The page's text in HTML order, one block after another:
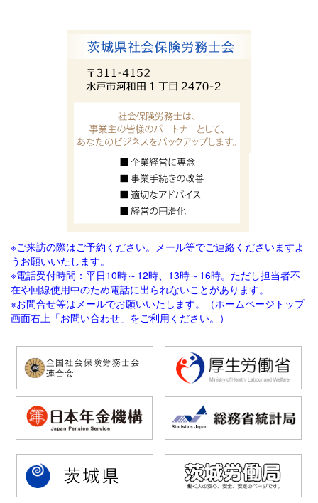
※ご来訪の際はご予約ください。メール等でご連絡くださいますよ
うお願いいたします。
※電話受付時間：平日10時～12時、13時～16時。ただし担当者不
在や回線使用中のため電話に出られないことがあります。
※お問合せ等はメールでお願いいたします。（ホームページトップ
画面右上「お問い合わせ」をご利用ください。）